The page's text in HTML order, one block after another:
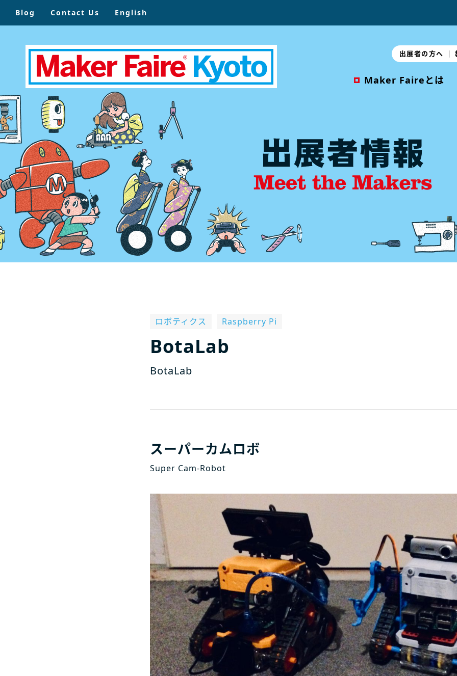
Blog Contact Us English
出展者の方へ
Maker Faireとは
ロボティクス Raspberry Pi
BotaLab
BotaLab
スーパーカムロボ
Super Cam-Robot